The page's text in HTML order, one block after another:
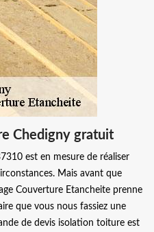
Chedigny gratuit
est en mesure de réaliser
Mais avant que
Couverture Etancheite prenne
que vous nous fassiez une
de devis isolation toiture est